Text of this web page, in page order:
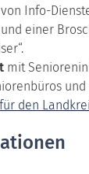
Info-
einer
mit
und
den